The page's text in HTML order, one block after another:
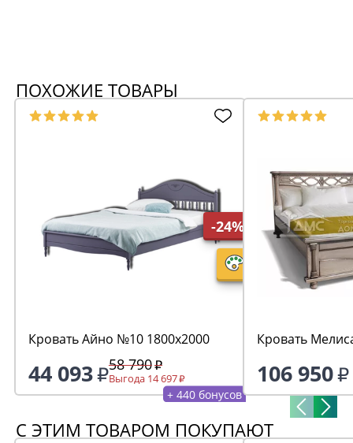
ПОХОЖИЕ ТОВАРЫ
-24%
Кровать Айно №10 1800х2000
44 093 58 790
Выгода 14 697
+ 440 бонусов
Кровать
106 950
С ЭТИМ ТОВАРОМ ПОКУПАЮТ